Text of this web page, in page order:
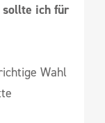
sollte ich für
Wahl